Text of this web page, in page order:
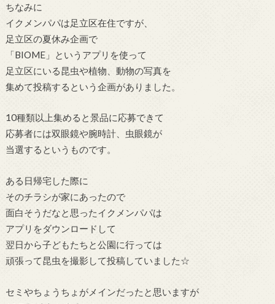
ちなみに
イクメンパパは足立区在住ですが、
足立区の夏休み企画で
「BIOME」というアプリを使って
足立区にいる昆虫や植物、動物の写真を
集めて投稿するという企画がありました。
10種類以上集めると景品に応募できて
応募者には双眼鏡や腕時計、虫眼鏡が
当選するというものです。
ある日帰宅した際に
そのチラシが家にあったので
面白そうだなと思ったイクメンパパは
アプリをダウンロードして
翌日から子どもたちと公園に行っては
頑張って昆虫を撮影して投稿していました☆
セミやちょうちょがメインだったと思いますが